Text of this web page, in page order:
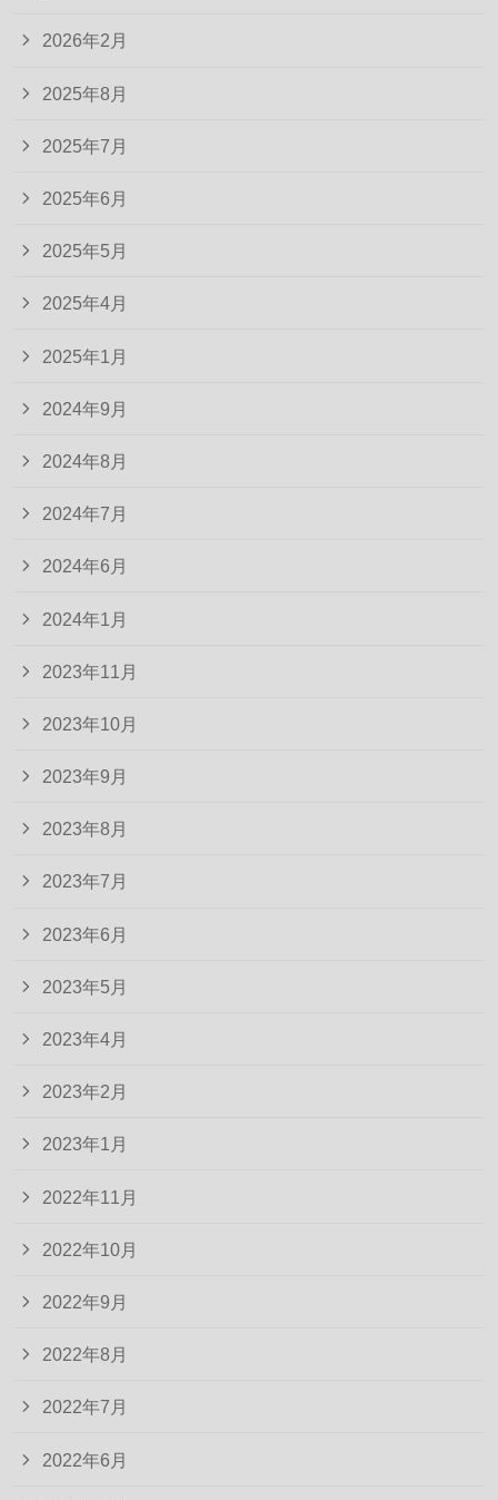
2026年2月
2025年8月
2025年7月
2025年6月
2025年5月
2025年4月
2025年1月
2024年9月
2024年8月
2024年7月
2024年6月
2024年1月
2023年11月
2023年10月
2023年9月
2023年8月
2023年7月
2023年6月
2023年5月
2023年4月
2023年2月
2023年1月
2022年11月
2022年10月
2022年9月
2022年8月
2022年7月
2022年6月